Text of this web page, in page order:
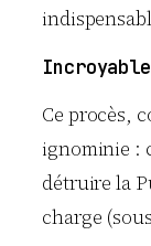
Ce procès,
ignominie :
détruire la
charge